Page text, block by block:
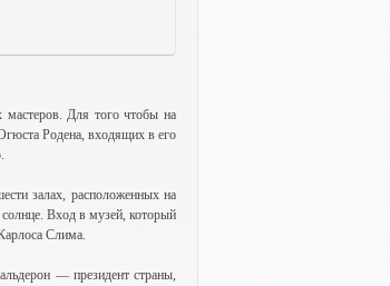
мастеров. Для того чтобы на
Родена, входящих в его
залах, расположенных на
Вход в музей, который
Слима.
— президент страны,